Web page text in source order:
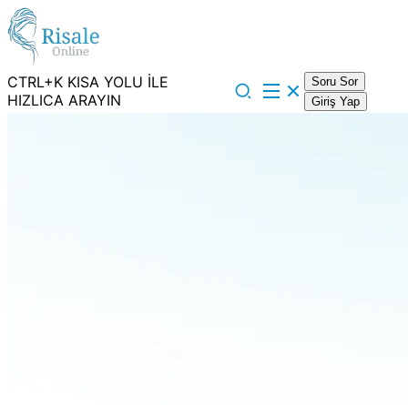
CTRL+K KISA YOLU İLE
HIZLICA ARAYIN
Soru Sor
Giriş Yap